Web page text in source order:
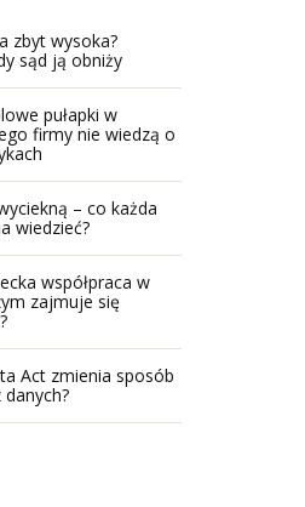
zbyt wysoka?
sąd ją obniży
pułapki w
firmy nie wiedzą o
– co każda
wiedzieć?
współpraca w
zajmuje się
Act zmienia sposób